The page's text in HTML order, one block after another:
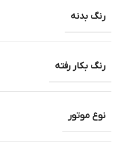
رنگ بدنه
رنگ بکار رفته
نوع موتور